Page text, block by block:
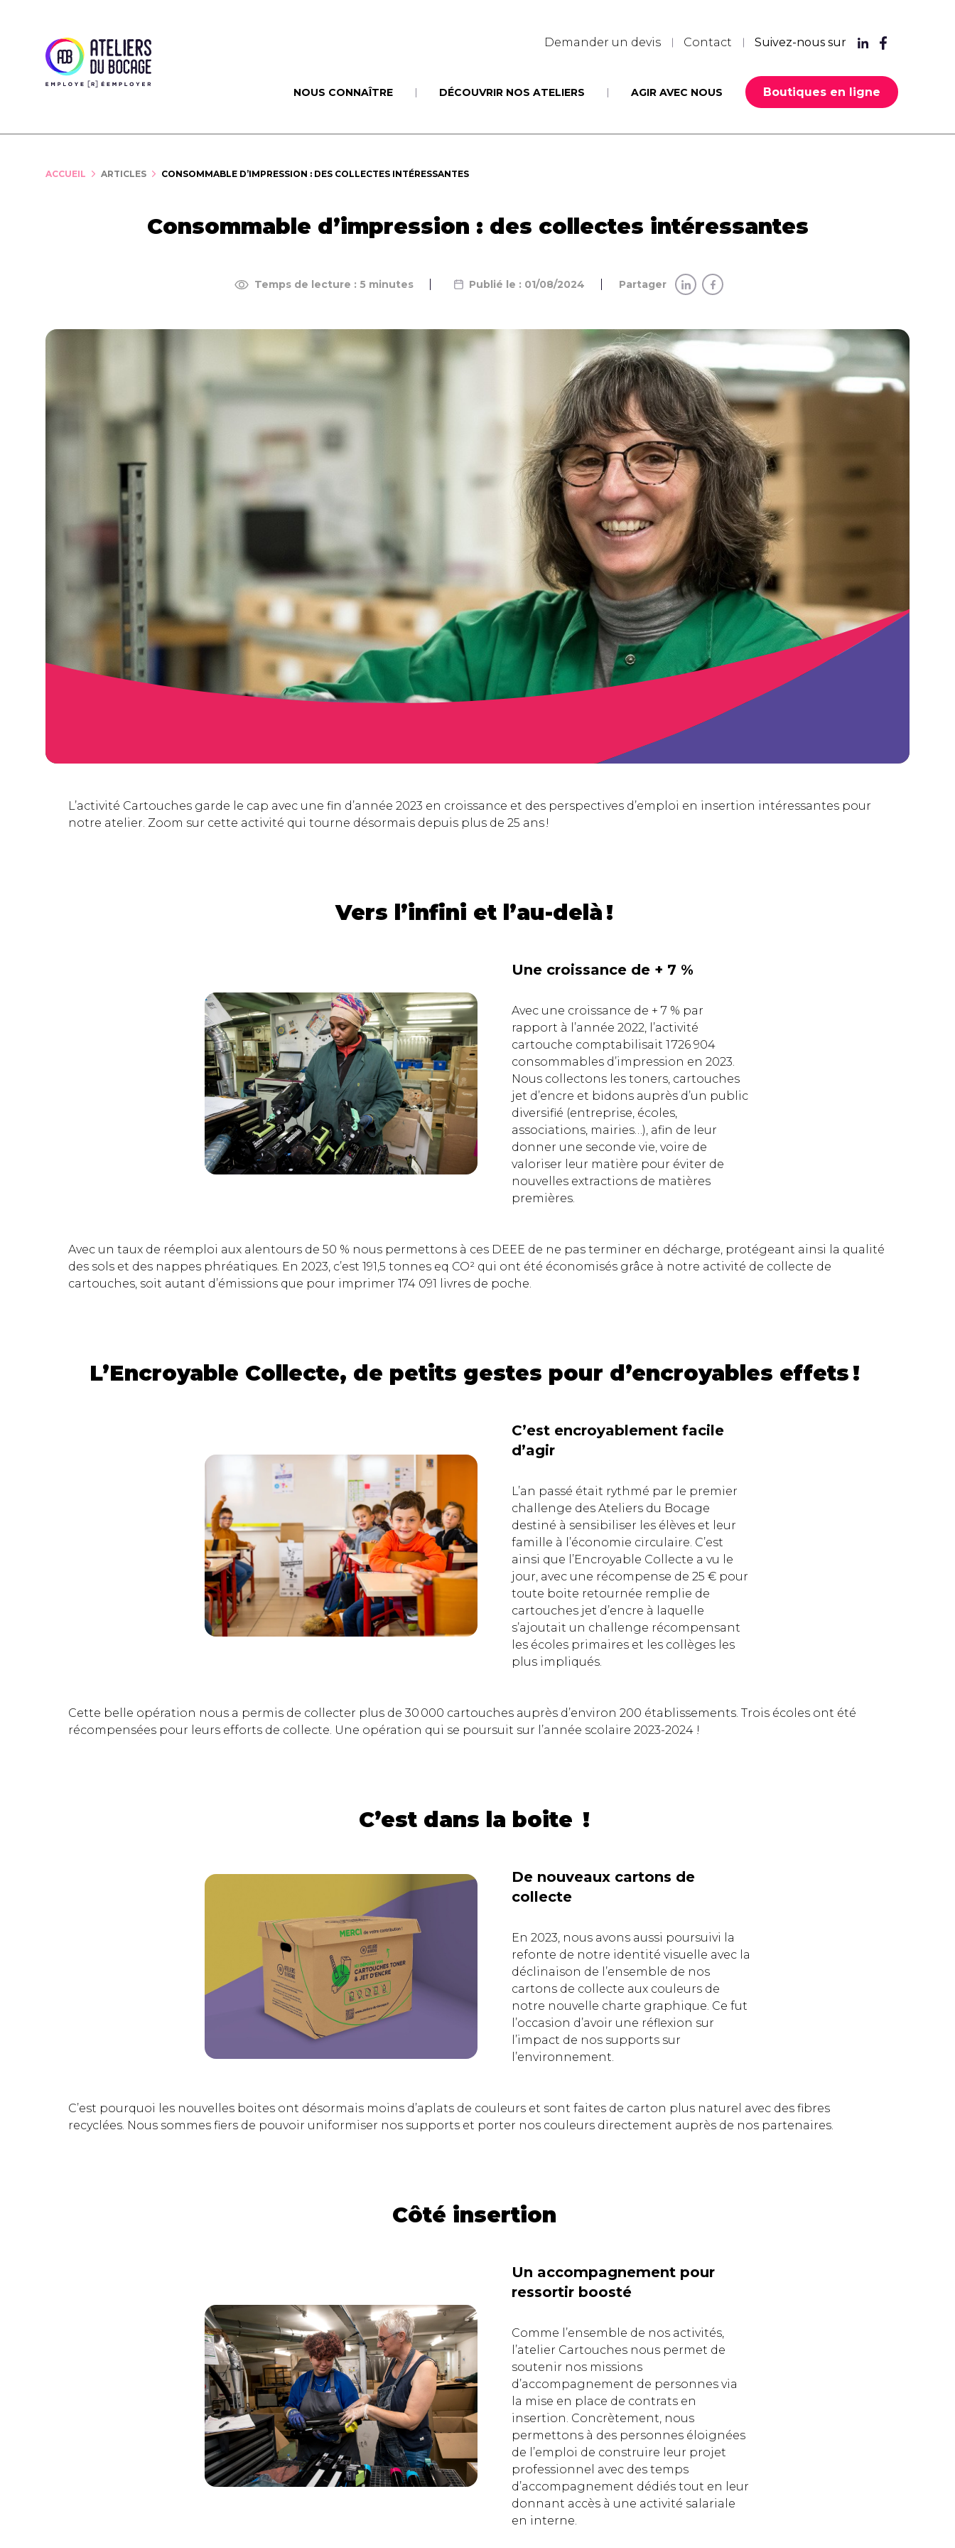
Demander un devis Contact Suivez-nous sur
NOUS CONNAÎTRE DÉCOUVRIR NOS ATELIERS AGIR AVEC NOUS Boutiques en ligne
ACCUEIL ARTICLES CONSOMMABLE D’IMPRESSION : DES COLLECTES INTÉRESSANTES
Consommable d’impression : des collectes intéressantes
Temps de lecture : 5 minutes Publié le : 01/08/2024 Partager
L’activité Cartouches garde le cap avec une fin d’année 2023 en croissance et des perspectives d’emploi en insertion intéressantes pour
notre atelier. Zoom sur cette activité qui tourne désormais depuis plus de 25 ans !
Vers l’infini et l’au-delà !
Une croissance de + 7 %
Avec une croissance de + 7 % par
rapport à l’année 2022, l’activité
cartouche comptabilisait 1 726 904
consommables d’impression en 2023.
Nous collectons les toners, cartouches
jet d’encre et bidons auprès d’un public
diversifié (entreprise, écoles,
associations, mairies…), afin de leur
donner une seconde vie, voire de
valoriser leur matière pour éviter de
nouvelles extractions de matières
premières.
Avec un taux de réemploi aux alentours de 50 % nous permettons à ces DEEE de ne pas terminer en décharge, protégeant ainsi la qualité
des sols et des nappes phréatiques. En 2023, c’est 191,5 tonnes eq CO² qui ont été économisés grâce à notre activité de collecte de
cartouches, soit autant d’émissions que pour imprimer 174 091 livres de poche.
L’Encroyable Collecte, de petits gestes pour d’encroyables effets !
C’est encroyablement facile
d’agir
L’an passé était rythmé par le premier
challenge des Ateliers du Bocage
destiné à sensibiliser les élèves et leur
famille à l’économie circulaire. C’est
ainsi que l’Encroyable Collecte a vu le
jour, avec une récompense de 25 € pour
toute boite retournée remplie de
cartouches jet d’encre à laquelle
s’ajoutait un challenge récompensant
les écoles primaires et les collèges les
plus impliqués.
Cette belle opération nous a permis de collecter plus de 30 000 cartouches auprès d’environ 200 établissements. Trois écoles ont été
récompensées pour leurs efforts de collecte. Une opération qui se poursuit sur l’année scolaire 2023-2024 !
C’est dans la boite !
De nouveaux cartons de
collecte
En 2023, nous avons aussi poursuivi la
refonte de notre identité visuelle avec la
déclinaison de l’ensemble de nos
cartons de collecte aux couleurs de
notre nouvelle charte graphique. Ce fut
l’occasion d’avoir une réflexion sur
l’impact de nos supports sur
l’environnement.
C’est pourquoi les nouvelles boites ont désormais moins d’aplats de couleurs et sont faites de carton plus naturel avec des fibres
recyclées. Nous sommes fiers de pouvoir uniformiser nos supports et porter nos couleurs directement auprès de nos partenaires.
Côté insertion
Un accompagnement pour
ressortir boosté
Comme l’ensemble de nos activités,
l’atelier Cartouches nous permet de
soutenir nos missions
d’accompagnement de personnes via
la mise en place de contrats en
insertion. Concrètement, nous
permettons à des personnes éloignées
de l’emploi de construire leur projet
professionnel avec des temps
d’accompagnement dédiés tout en leur
donnant accès à une activité salariale
en interne.